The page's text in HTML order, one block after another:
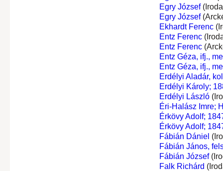
Egry József
Egry József
Ekhardt Ferenc
Entz Ferenc
Entz Ferenc
Entz Géza, ifj.,
Entz Géza, ifj.,
Erdélyi Aladár,
Erdélyi Károly;
Erdélyi László
Éri-Halász Imre;
Érkövy Adolf;
Érkövy Adolf;
Fábián Dániel
Fábián János,
Fábián József
Falk Richárd